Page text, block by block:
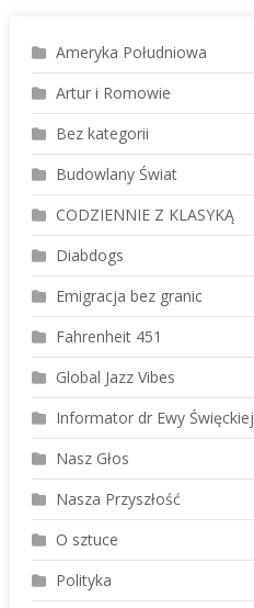
Ameryka Południowa
Artur i Romowie
Bez kategorii
Budowlany Świat
CODZIENNIE Z KLASYKĄ
Diabdogs
Emigracja bez granic
Fahrenheit 451
Global Jazz Vibes
Informator dr Ewy Święckiej
Nasz Głos
Nasza Przyszłość
O sztuce
Polityka